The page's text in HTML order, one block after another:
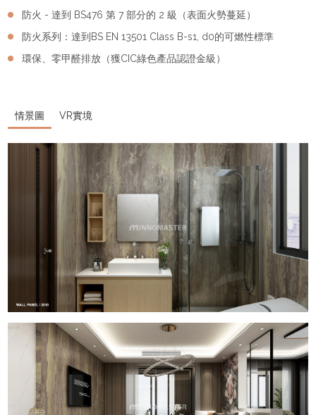
防火 - 達到 BS476 第 7 部分的 2 級（表面火勢蔓延）
防火系列：達到BS EN 13501 Class B-s1, d0的可燃性標準
環保、零甲醛排放（獲CIC綠色產品認證金級）
情景圖 VR實境